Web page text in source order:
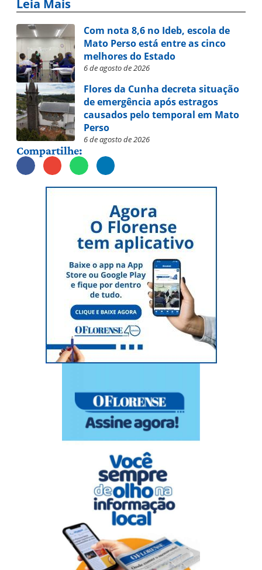
Leia Mais
Com nota 8,6 no Ideb, escola de
Mato Perso está entre as cinco
melhores do Estado
6 de agosto de 2026
Flores da Cunha decreta situação
de emergência após estragos
causados pelo temporal em Mato
Perso
6 de agosto de 2026
Compartilhe: